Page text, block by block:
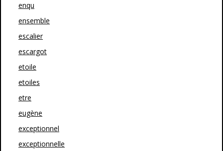
enqu
ensemble
escalier
escargot
etoile
etoiles
etre
eugène
exceptionnel
exceptionnelle